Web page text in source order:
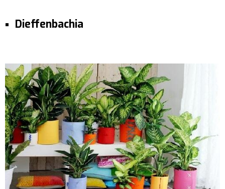
Dieffenbachia